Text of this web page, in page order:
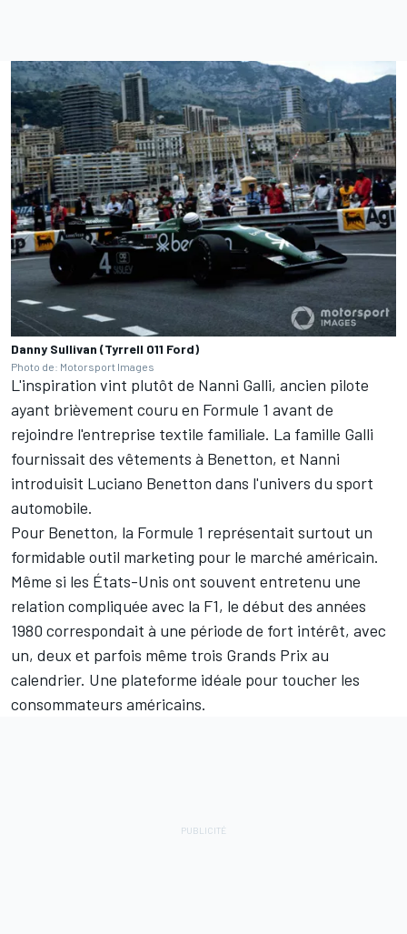
Danny Sullivan (Tyrrell 011 Ford)
Photo de: Motorsport Images
L'inspiration vint plutôt de Nanni Galli, ancien pilote
ayant brièvement couru en Formule 1 avant de
rejoindre l'entreprise textile familiale. La famille Galli
fournissait des vêtements à Benetton, et Nanni
introduisit Luciano Benetton dans l'univers du sport
automobile.
Pour Benetton, la Formule 1 représentait surtout un
formidable outil marketing pour le marché américain.
Même si les États-Unis ont souvent entretenu une
relation compliquée avec la F1, le début des années
1980 correspondait à une période de fort intérêt, avec
un, deux et parfois même trois Grands Prix au
calendrier. Une plateforme idéale pour toucher les
consommateurs américains.